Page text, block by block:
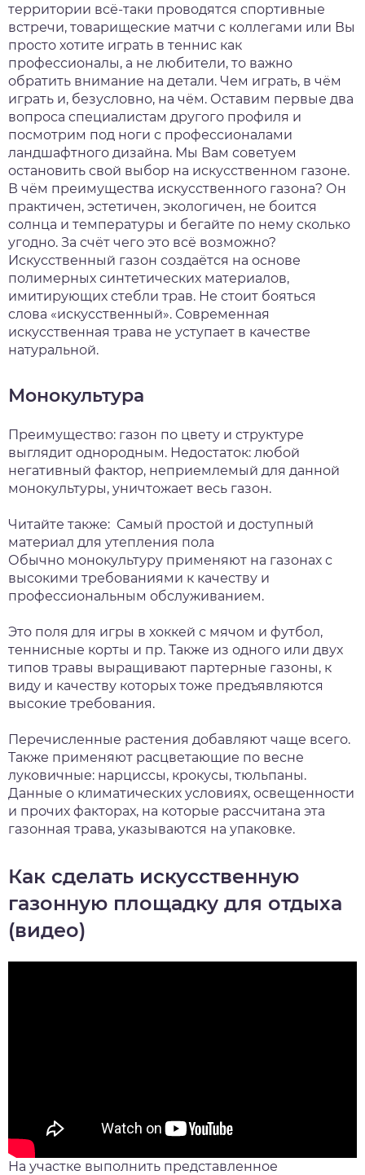
территории всё-таки проводятся спортивные
встречи, товарищеские матчи с коллегами или Вы
просто хотите играть в теннис как
профессионалы, а не любители, то важно
обратить внимание на детали. Чем играть, в чём
играть и, безусловно, на чём. Оставим первые два
вопроса специалистам другого профиля и
посмотрим под ноги с профессионалами
ландшафтного дизайна. Мы Вам советуем
остановить свой выбор на искусственном газоне.
В чём преимущества искусственного газона? Он
практичен, эстетичен, экологичен, не боится
солнца и температуры и бегайте по нему сколько
угодно. За счёт чего это всё возможно?
Искусственный газон создаётся на основе
полимерных синтетических материалов,
имитирующих стебли трав. Не стоит бояться
слова «искусственный». Современная
искусственная трава не уступает в качестве
натуральной.
Монокультура
Преимущество: газон по цвету и структуре
выглядит однородным. Недостаток: любой
негативный фактор, неприемлемый для данной
монокультуры, уничтожает весь газон.
Читайте также: Самый простой и доступный
материал для утепления пола
Обычно монокультуру применяют на газонах с
высокими требованиями к качеству и
профессиональным обслуживанием.
Это поля для игры в хоккей с мячом и футбол,
теннисные корты и пр. Также из одного или двух
типов травы выращивают партерные газоны, к
виду и качеству которых тоже предъявляются
высокие требования.
Перечисленные растения добавляют чаще всего.
Также применяют расцветающие по весне
луковичные: нарциссы, крокусы, тюльпаны.
Данные о климатических условиях, освещенности
и прочих факторах, на которые рассчитана эта
газонная трава, указываются на упаковке.
Как сделать искусственную
газонную площадку для отдыха
(видео)
На участке выполнить представленное